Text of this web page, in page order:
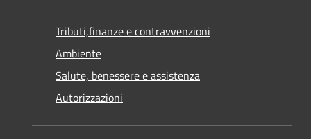
Tributi,finanze e contravvenzioni
Ambiente
Salute, benessere e assistenza
Autorizzazioni